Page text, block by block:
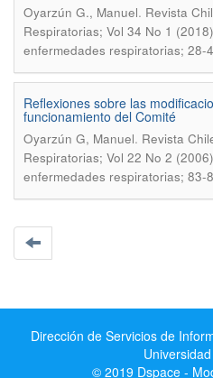
Oyarzún G., Manuel. Revista
Respiratorias; Vol 34 No 1
enfermedades respiratorias; 28-
Reflexiones sobre las
funcionamiento del Comité
Oyarzún G, Manuel. Revista
Respiratorias; Vol 22 No 2
enfermedades respiratorias; 83-
Dirección de Servicios de
© 2019 Dspace -